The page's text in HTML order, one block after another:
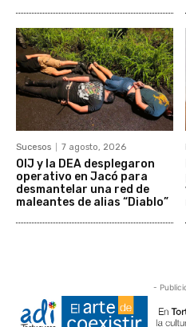
Sucesos 7 agosto, 2026
OIJ y la DEA desplegaron
operativo en Jacó para
desmantelar una red de
maleantes de alias “Diablo”
-